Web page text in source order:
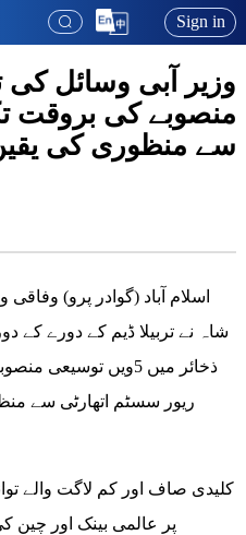
Sign in
منصوبے کی بروقت
سے منظوری کی
اسلام آباد (گوادر پرو)
شاہ نے تربیلا ڈیم کے دورے کے
ذخائر میں 5ویں
ریور سسٹم اتھارٹی سے
کلیدی صاف اور کم لاگت والے
پر عالمی بینک اور چین